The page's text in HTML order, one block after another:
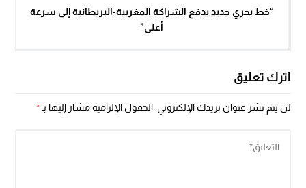
“خط بحري جديد يدفع الشراكة المغربية-البريطانية إلى سرعة
أعلى”
اترك تعليق
لن يتم نشر عنوان بريدك الإلكتروني. الحقول الإلزامية مشار إليها بـ*